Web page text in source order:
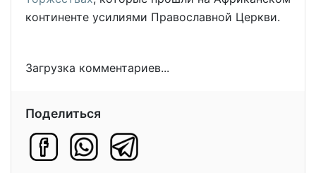
континенте усилиями Православной Церкви.
Загрузка комментариев...
Поделиться